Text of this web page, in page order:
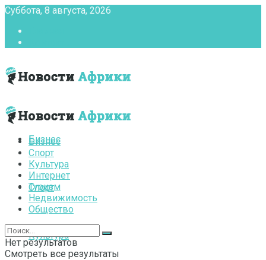
Суббота, 8 августа, 2026
Бизнес
Спорт
Культура
Бизнес
Спорт
Культура
Интернет
Туризм
Недвижимость
Общество
Нет результатов
Смотреть все результаты